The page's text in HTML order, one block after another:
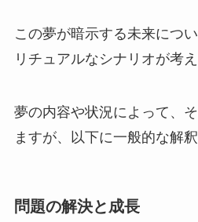
この夢が暗示する未来につ
リチュアルなシナリオが考え
夢の内容や状況によって、
ますが、以下に一般的な解釈
問題の解決と成長